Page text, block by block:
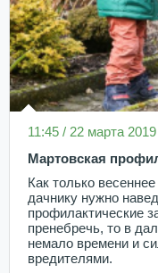
11:45 / 22 марта 2019
Мартовская
Как только
дачнику нужно
профилактические
пренебречь, то в
немало времени и
вредителями.